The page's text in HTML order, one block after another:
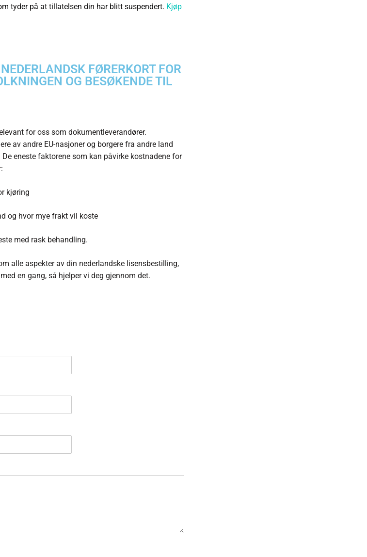
tyder på at tillatelsen din har blitt suspendert. Kjøp
FØRERKORT FOR
OG BESØKENDE TIL
for oss som dokumentleverandører.
av andre EU-nasjoner og borgere fra andre land
eneste faktorene som kan påvirke kostnadene for
kjøring
og hvor mye frakt vil koste
med rask behandling.
alle aspekter av din nederlandske lisensbestilling,
en gang, så hjelper vi deg gjennom det.